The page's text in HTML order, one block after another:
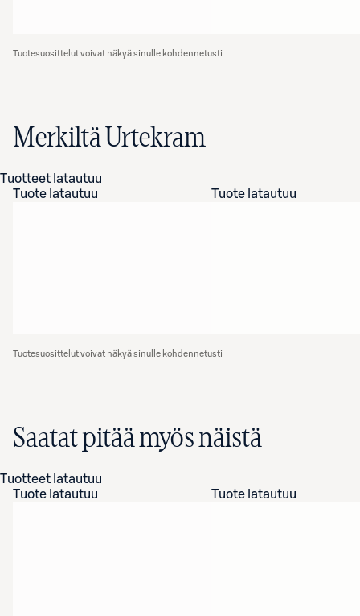
Tuotesuosittelut voivat näkyä sinulle kohdennetusti
Merkiltä Urtekram
Tuotteet latautuu
Tuote latautuu
Tuote latautuu
Tuotesuosittelut voivat näkyä sinulle kohdennetusti
Saatat pitää myös näistä
Tuotteet latautuu
Tuote latautuu
Tuote latautuu